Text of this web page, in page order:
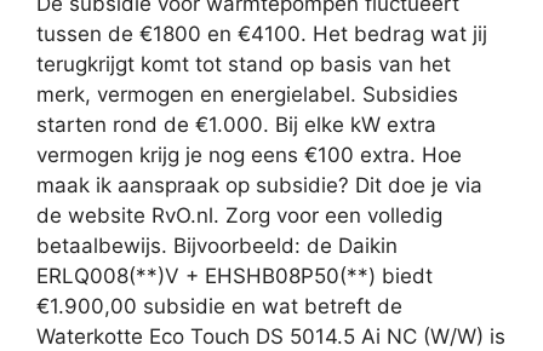
tussen de €1800 en €4100. Het bedrag wat jij
terugkrijgt komt tot stand op basis van het
merk, vermogen en energielabel. Subsidies
starten rond de €1.000. Bij elke kW extra
vermogen krijg je nog eens €100 extra. Hoe
maak ik aanspraak op subsidie? Dit doe je via
de website RvO.nl. Zorg voor een volledig
betaalbewijs. Bijvoorbeeld: de Daikin
ERLQ008(**)V + EHSHB08P50(**) biedt
€1.900,00 subsidie en wat betreft de
Waterkotte Eco Touch DS 5014.5 Ai NC (W/W) is